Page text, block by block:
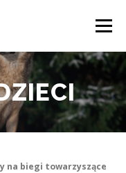
Menu
KONTAKT
na biegi towarzyszące